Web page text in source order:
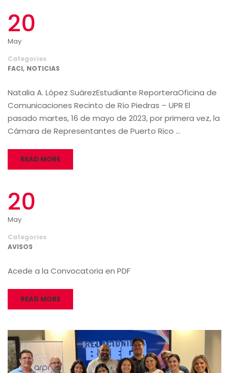
20
May
Categories
FACI, NOTICIAS
Natalia A. López SuárezEstudiante ReporteraOficina de
Comunicaciones Recinto de Río Piedras – UPR El
pasado martes, 16 de mayo de 2023, por primera vez, la
Cámara de Representantes de Puerto Rico …
READ MORE
20
May
Categories
AVISOS
Acede a la Convocatoria en PDF
READ MORE